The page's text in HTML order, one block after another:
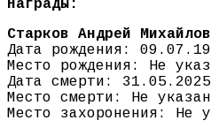
Награды:
Старков Андрей
Дата рождения:
Место рождения: Не
Дата смерти: 31.05.2025
Место смерти: Не
Место захоронения: Не